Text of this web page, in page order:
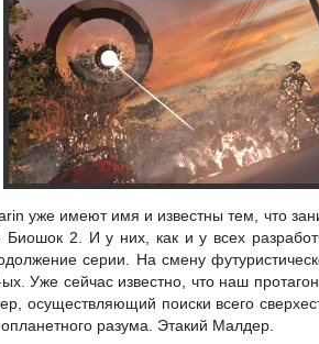
уже имеют имя и известны тем, что
Биошок 2. И у них, как и у всех
серии. На смену
Уже сейчас известно, что наш
осуществляющий поиски всего
разума. Этакий Малдер.